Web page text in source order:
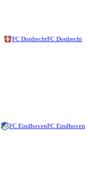
FC DordrechtFC Dordrecht
FC EindhovenFC Eindhoven